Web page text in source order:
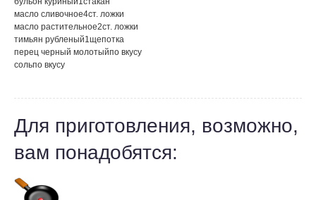
масло сливочное4ст. ложки
масло растительное2ст. ложки
тимьян рубленый1щепотка
перец черный молотыйпо вкусу
сольпо вкусу
Для приготовления, возможно,
вам понадобятся: